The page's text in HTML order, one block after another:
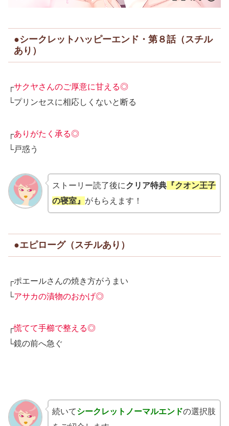
●シークレットハッピーエンド・第８話（スチル
あり）
┌サクヤさんのご厚意に甘える◎
└プリンセスに相応しくないと断る
┌ありがたく承る◎
└戸惑う
ストーリー読了後にクリア特典『クオン王子
の寝室』 がもらえます！
●エピローグ（スチルあり）
┌ポエールさんの焼き方がうまい
└アサカの漬物のおかげ◎
┌慌てて手櫛で整える◎
└鏡の前へ急ぐ
続いてシークレットノーマルエンドの選択肢